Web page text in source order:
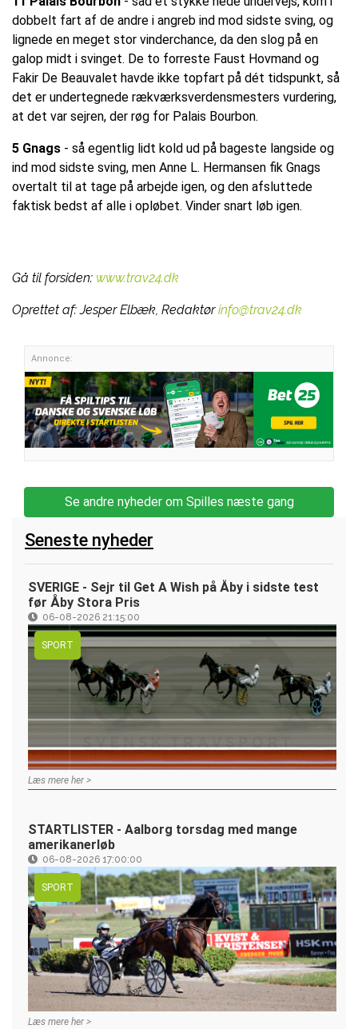
dobbelt fart af de andre i angreb ind mod sidste sving, og
lignede en meget stor vinderchance, da den slog på en
galop midt i svinget. De to forreste Faust Hovmand og
Fakir De Beauvalet havde ikke topfart på dét tidspunkt, så
det er undertegnede rækværksverdensmesters vurdering,
at det var sejren, der røg for Palais Bourbon.
5 Gnags - så egentlig lidt kold ud på bageste langside og
ind mod sidste sving, men Anne L. Hermansen fik Gnags
overtalt til at tage på arbejde igen, og den afsluttede
faktisk bedst af alle i opløbet. Vinder snart løb igen.
Gå til forsiden: www.trav24.dk
Oprettet af:Jesper Elbæk, Redaktør info@trav24.dk
Annonce:
Se andre nyheder om Spilles næste gang
Seneste nyheder
SVERIGE - Sejr til Get A Wish på Åby i sidste test
før Åby Stora Pris
06-08-2026 21:15:00
SPORT
Læs mere her >
STARTLISTER - Aalborg torsdag med mange
amerikanerløb
06-08-2026 17:00:00
SPORT
Læs mere her >